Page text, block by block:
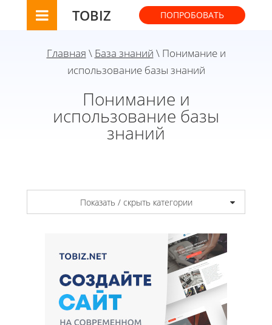
TOBIZ ПОПРОБОВАТЬ
Главная \ База знаний \ Понимание и
использование базы знаний
Понимание и
использование базы
знаний
Показать / скрыть категории